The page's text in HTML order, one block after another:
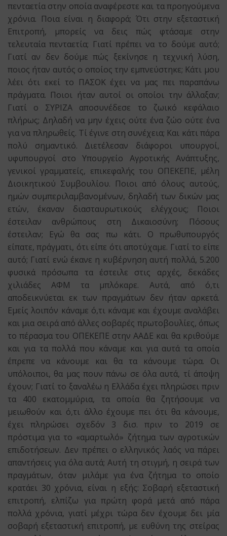
πενταετία στην οποία αναφέρεστε και τα προηγούμενα
χρόνια. Ποια είναι η διαφορά; Ότι στην εξεταστική
Επιτροπή, μπορείς να δεις πώς φτάσαμε στην
τελευταία πενταετία; Γιατί πρέπει να το δούμε αυτό;
Γιατί αν δεν δούμε πώς ξεκίνησε η τεχνική λύση,
ποιος ήταν αυτός ο οποίος την εμπνεύστηκε; Κάτι μου
λέει ότι εκεί το ΠΑΣΟΚ έχει να μας πει παραπάνω
πράγματα. Ποιοι ήταν αυτοί οι οποίοι την άλλαξαν;
Γιατί ο ΣΥΡΙΖΑ αποσυνέδεσε το ζωικό κεφάλαιο
πλήρως; Δηλαδή να μην έχεις ούτε ένα ζώο ούτε ένα
για να πληρωθείς. Τί έγινε στη συνέχεια; Και κάτι πάρα
πολύ σημαντικό. Διετέλεσαν διάφοροι υπουργοί,
υφυπουργοί στο Υπουργείο Αγροτικής Ανάπτυξης,
γενικοί γραμματείς, επικεφαλής του ΟΠΕΚΕΠΕ, μέλη
Διοικητικού Συμβουλίου. Ποιοι από όλους αυτούς,
ημών συμπεριλαμβανομένων, δηλαδή των δικών μας
ετών, έκαναν διασταυρωτικούς ελέγχους; Ποιοι
έστειλαν ανθρώπους στη Δικαιοσύνη; Πόσους
έστειλαν; Εγώ θα σας πω κάτι. Ο πρωθυπουργός
είπατε, πράγματι, ότι είπε ότι αποτύχαμε. Γιατί το είπε
αυτό; Γιατί ενώ έκανε η κυβέρνηση αυτή πολλά, 5.200
φυσικά πρόσωπα τα έστειλε στις αρχές, δεκάδες
χιλιάδες ΑΦΜ τα μπλόκαρε. Αυτά, από ό,τι
αποδεικνύεται εκ των πραγμάτων δεν ήταν αρκετά.
Εμείς λοιπόν κάναμε ό,τι κάναμε και έχουμε αναλάβει
και μια σειρά από άλλες σοβαρές πρωτοβουλίες, όπως
το πέρασμα του ΟΠΕΚΕΠΕ στην ΑΑΔΕ και θα κριθούμε
και για τα πολλά που κάναμε και για αυτά τα οποία
έπρεπε να κάνουμε και θα τα κάνουμε τώρα. Οι
υπόλοιποι, θα μας πουν πάνω σε όλα αυτά, τί άποψη
έχουν; Γιατί το ξαναλέω η Ελλάδα έχει πληρώσει πριν
τα 400 εκατομμύρια, τα οποία θα ζητήσουμε να
μειωθούν και ό,τι άλλο έχουμε πει ότι θα κάνουμε,
έχει πληρώσει σχεδόν 3 δισ. πριν το 2019 σε
πρόστιμα για το «αμαρτωλό» ζήτημα των αγροτικών
επιδοτήσεων. Δεν πρέπει ο ελληνικός λαός να πάρει
απαντήσεις για όλα αυτά; Αυτή τη στιγμή, η σειρά των
πραγμάτων, όταν μιλάμε για ένα ζήτημα το οποίο
κρατάει 30 χρόνια, είναι η εξής: Σοβαρή εξεταστική
επιτροπή, ελπίζω για πρώτη φορά μετά από πάρα
πολλά χρόνια, γιατί μέχρι τώρα δεν έχουμε δει μία
σοβαρή εξεταστική επιτροπή, με ευθύνη της στείρας